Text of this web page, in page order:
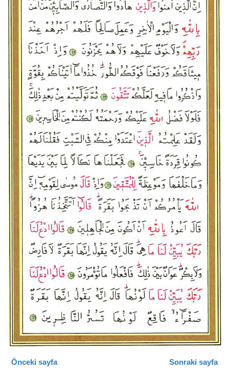
Önceki sayfa Sonraki sayfa